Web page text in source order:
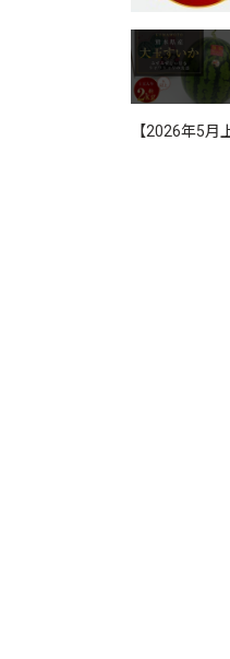
【2026年5月